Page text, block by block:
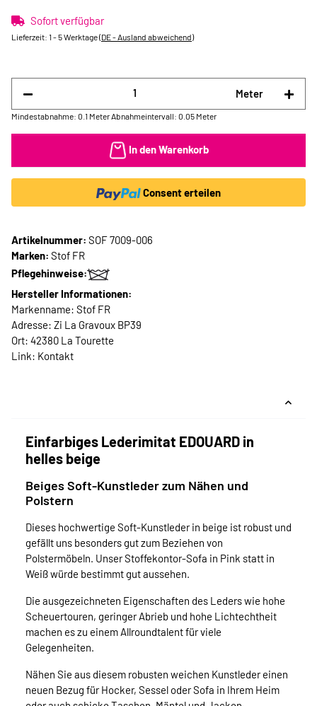
Sofort verfügbar
Lieferzeit: 1 - 5 Werktage(DE - Ausland abweichend)
Meter
Mindestabnahme: 0.1 Meter Abnahmeintervall: 0.05 Meter
In den Warenkorb
Consent erteilen
Artikelnummer: SOF 7009-006
Marken: Stof FR
Pflegehinweise:
Hersteller Informationen:
Markenname: Stof FR
Adresse: Zi La Gravoux BP39
Ort: 42380 La Tourette
Link: Kontakt
Einfarbiges Lederimitat EDOUARD in
helles beige
Beiges Soft-Kunstleder zum Nähen und
Polstern
Dieses hochwertige Soft-Kunstleder in beige ist robust und
gefällt uns besonders gut zum Beziehen von
Polstermöbeln. Unser Stoffekontor-Sofa in Pink statt in
Weiß würde bestimmt gut aussehen.
Die ausgezeichneten Eigenschaften des Leders wie hohe
Scheuertouren, geringer Abrieb und hohe Lichtechtheit
machen es zu einem Allroundtalent für viele
Gelegenheiten.
Nähen Sie aus diesem robusten weichen Kunstleder einen
neuen Bezug für Hocker, Sessel oder Sofa in Ihrem Heim